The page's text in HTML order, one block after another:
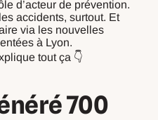
d’acteur de prévention.
accidents, surtout. Et
via les nouvelles
à Lyon.
tout ça 👇
700